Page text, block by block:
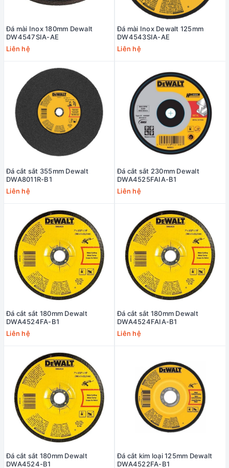
Đá mài Inox 180mm Dewalt
DW4547SIA-AE
Liên hệ
Đá mài Inox Dewalt 125mm
DW4543SIA-AE
Liên hệ
Đá cắt sắt 355mm Dewalt
DWA8011R-B1
Liên hệ
Đá cắt sắt 230mm Dewalt
DWA4525FAIA-B1
Liên hệ
Đá cắt sắt 180mm Dewalt
DWA4524FA-B1
Liên hệ
Đá cắt sắt 180mm Dewalt
DWA4524FAIA-B1
Liên hệ
Đá cắt sắt 180mm Dewalt
DWA4524-B1
Đá cắt kim loại 125mm Dewalt
DWA4522FA-B1